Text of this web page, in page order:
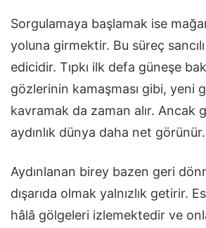
Sorgulamaya başlamak ise
yoluna girmektir. Bu süreç
edicidir. Tıpkı ilk defa güneşe
gözlerinin kamaşması gibi, yeni
kavramak da zaman alır. Ancak
aydınlık dünya daha net görünür.
Aydınlanan birey bazen geri
dışarıda olmak yalnızlık getirir.
hâlâ gölgeleri izlemektedir ve